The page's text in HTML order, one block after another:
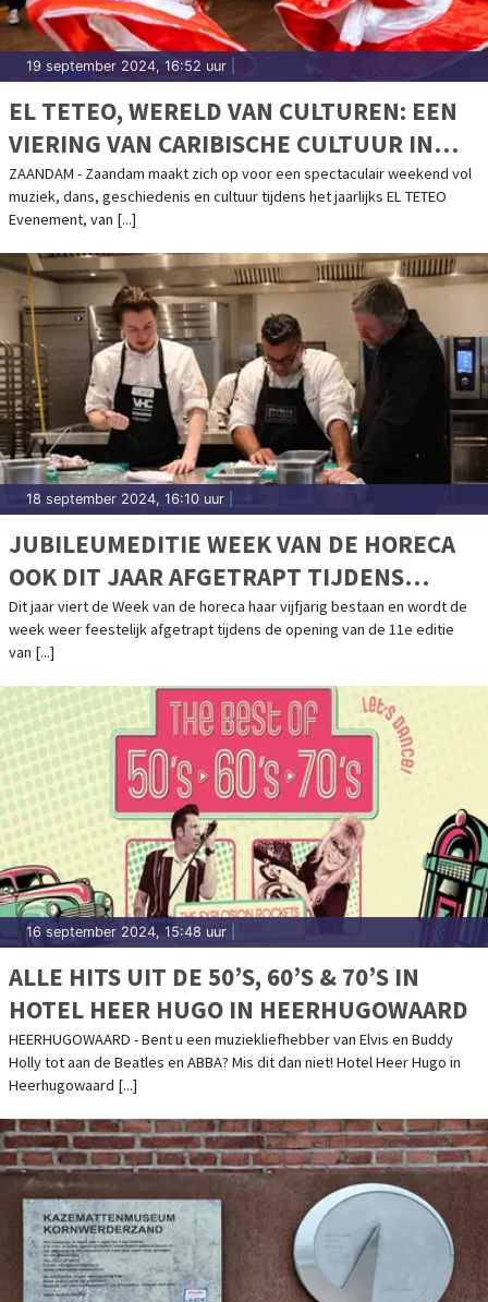
19 september 2024, 16:52 uur
EL TETEO, WERELD VAN CULTUREN: EEN
VIERING VAN CARIBISCHE CULTUUR IN
ZAANDAM
ZAANDAM - Zaandam maakt zich op voor een spectaculair weekend vol
muziek, dans, geschiedenis en cultuur tijdens het jaarlijks EL TETEO
Evenement, van [...]
18 september 2024, 16:10 uur
JUBILEUMEDITIE WEEK VAN DE HORECA
OOK DIT JAAR AFGETRAPT TIJDENS
OPENING GASTVRIJ ROTTERDAM
Dit jaar viert de Week van de horeca haar vijfjarig bestaan en wordt de
week weer feestelijk afgetrapt tijdens de opening van de 11e editie
van [...]
16 september 2024, 15:48 uur
ALLE HITS UIT DE 50’S, 60’S & 70’S IN
HOTEL HEER HUGO IN HEERHUGOWAARD
HEERHUGOWAARD - Bent u een muziekliefhebber van Elvis en Buddy
Holly tot aan de Beatles en ABBA? Mis dit dan niet! Hotel Heer Hugo in
Heerhugowaard [...]